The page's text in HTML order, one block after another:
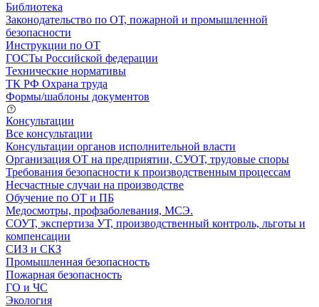
Библиотека
Законодательство по ОТ, пожарной и промышленной
безопасности
Инструкции по ОТ
ГОСТы Российской федерации
Технические нормативы
ТК РФ Охрана труда
Формы/шаблоны документов
Консультации
Все консультации
Консультации органов исполнительной власти
Организация ОТ на предприятии, СУОТ, трудовые споры
Требования безопасности к производственным процессам
Несчастные случаи на производстве
Обучение по ОТ и ПБ
Медосмотры, профзаболевания, МСЭ.
СОУТ, экспертиза УТ, производственный контроль, льготы и
компенсации
СИЗ и СКЗ
Промышленная безопасность
Пожарная безопасность
ГО и ЧС
Экология